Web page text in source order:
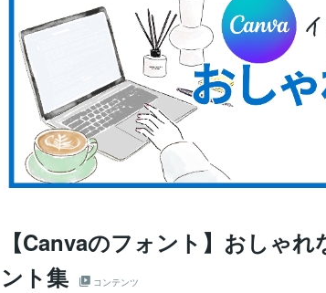
【Canvaのフォント】おしゃ
ント集
コンテンツ